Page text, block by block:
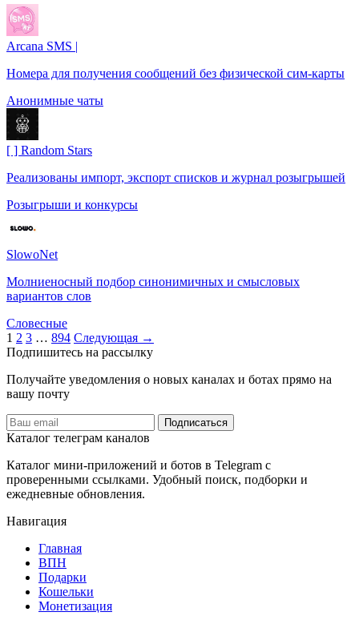
Arcana SMS |
Номера для получения сообщений без физической сим-карты
️Анонимные чаты
[ ] Random Stars
Реализованы импорт, экспорт списков и журнал розыгрышей
Розыгрыши и конкурсы
SlowoNet
Молниеносный подбор синонимичных и смысловых
вариантов слов
Словесные
Пагинация
записей
1 2 3 … 894 Следующая →
Подпишитесь на рассылку
Получайте уведомления о новых каналах и ботаx прямо на
вашу почту
Подписаться
Каталог телеграм каналов
Каталог мини-приложений и ботов в Telegram с
проверенными ссылками. Удобный поиск, подборки и
ежедневные обновления.
Навигация
Главная
️ВПН
Подарки
Кошельки
Монетизация